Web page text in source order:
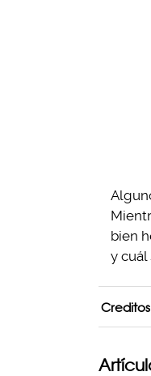
bien
y cuál